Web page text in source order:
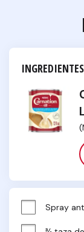
Spray